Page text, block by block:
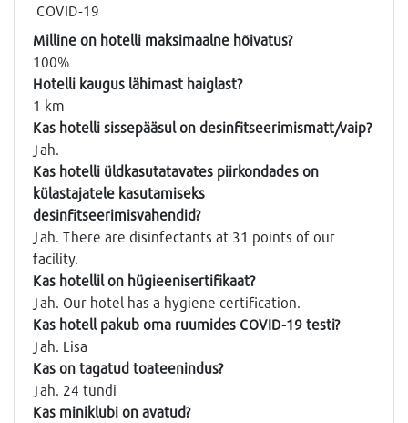
COVID-19
Milline on hotelli maksimaalne hõivatus?
100%
Hotelli kaugus lähimast haiglast?
1 km
Kas hotelli sissepääsul on desinfitseerimismatt/vaip?
Jah.
Kas hotelli üldkasutatavates piirkondades on
külastajatele kasutamiseks
desinfitseerimisvahendid?
Jah. There are disinfectants at 31 points of our
facility.
Kas hotellil on hügieenisertifikaat?
Jah. Our hotel has a hygiene certification.
Kas hotell pakub oma ruumides COVID-19 testi?
Jah. Lisa
Kas on tagatud toateenindus?
Jah. 24 tundi
Kas miniklubi on avatud?